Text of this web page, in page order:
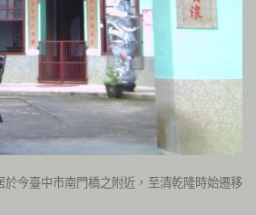
今臺中市南門橋之附近，至清乾隆時始遷移